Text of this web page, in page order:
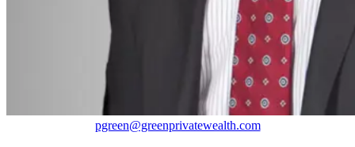
pgreen@greenprivatewealth.com